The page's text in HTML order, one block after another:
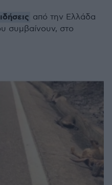
από την Ελλάδα
συμβαίνουν, στο